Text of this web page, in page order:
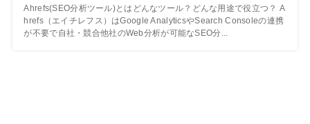
Ahrefs(SEO分析ツール)とはどんなツール？どんな用途で役立つ？ A
hrefs（エイチレフス）はGoogle AnalyticsやSearch Consoleの連携
が不要で自社・競合他社のWeb分析が可能なSEO分...